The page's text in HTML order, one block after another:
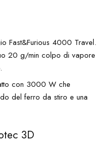
Fast&Furious 4000 Travel.
20 g/min colpo di vapore
con 3000 W che
del ferro da stiro e una
3D